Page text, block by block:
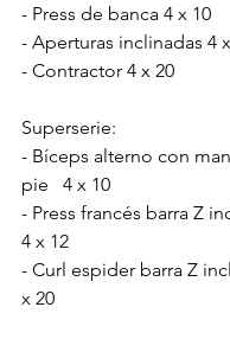
- Press de banca 4 x 10
- Aperturas inclinadas 4
- Contractor 4 x 20
Superserie:
- Bíceps alterno con
pie   4 x 10
- Press francés barra Z
4 x 12
- Curl espider barra Z
x 20